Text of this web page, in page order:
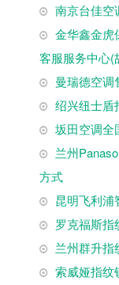
南京台佳空
金华鑫金虎
客服服务中心(
曼瑞德空调
绍兴纽士盾
坂田空调全
兰州
方式
昆明飞利浦
罗克福斯指
兰州群升指
索威娅指纹